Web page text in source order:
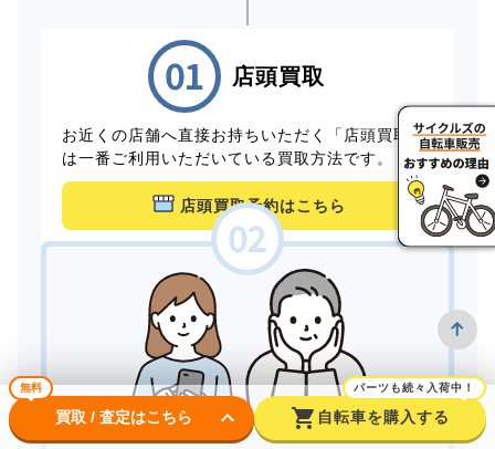
店頭買取
お近くの店舗へ直接お持ちいただく「店頭買取」
は一番ご利用いただいている買取方法です。
店頭買取予約はこちら
無料
買取 / 査定はこちら keyboard_arrow_down shopping_cart
パーツも続々入荷中！
自転車を購入する